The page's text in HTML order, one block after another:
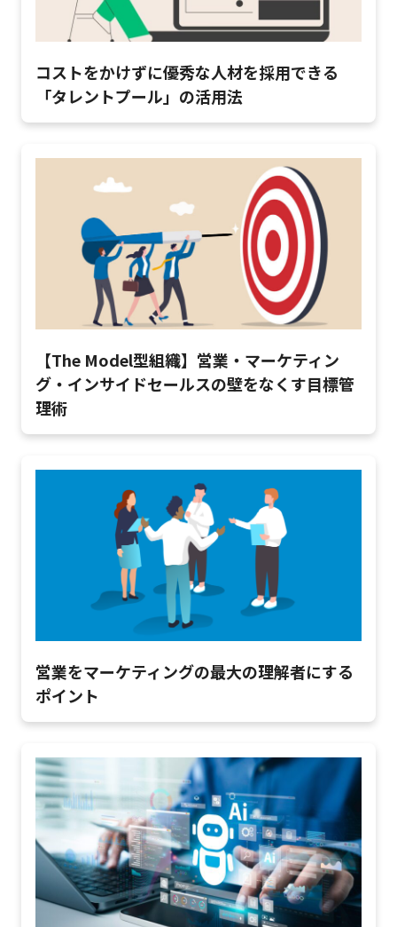
コストをかけずに優秀な人材を採用できる
「タレントプール」の活用法
【The Model型組織】営業・マーケティン
グ・インサイドセールスの壁をなくす目標管
理術
営業をマーケティングの最大の理解者にする
ポイント